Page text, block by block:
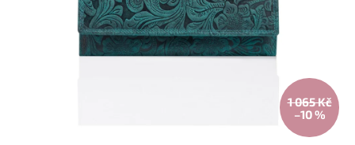
1 065 Kč
–10 %